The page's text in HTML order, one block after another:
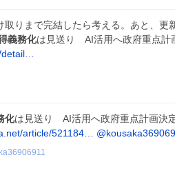
取りまで完結したら考える。あと、更
義務化は見送り AI活用へ政府重点計
化は見送り AI活用へ政府重点計画決
article/521184…